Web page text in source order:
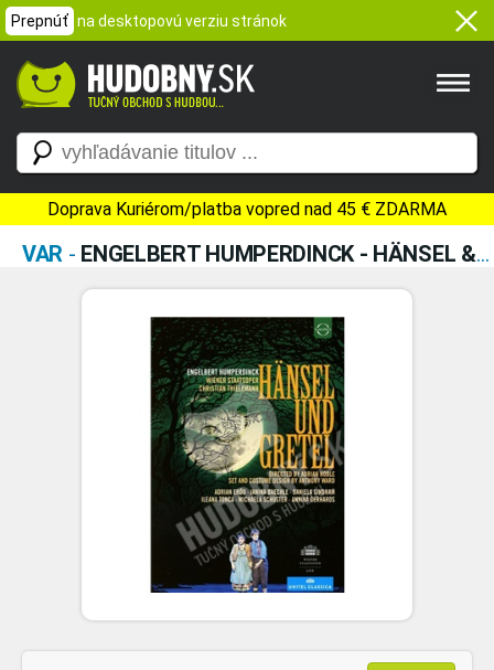
Prepnúť na desktopovú verziu stránok
Doprava Kuriérom/platba vopred nad 45 € ZDARMA
VAR - ENGELBERT HUMPERDINCK - HÄNSEL & GRETEL (DVD)